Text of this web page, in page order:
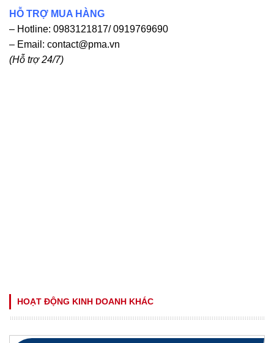
HỖ TRỢ MUA HÀNG
– Hotline: 0983121817/ 0919769690
– Email: contact@pma.vn
(Hỗ trợ 24/7)
HOẠT ĐỘNG KINH DOANH KHÁC